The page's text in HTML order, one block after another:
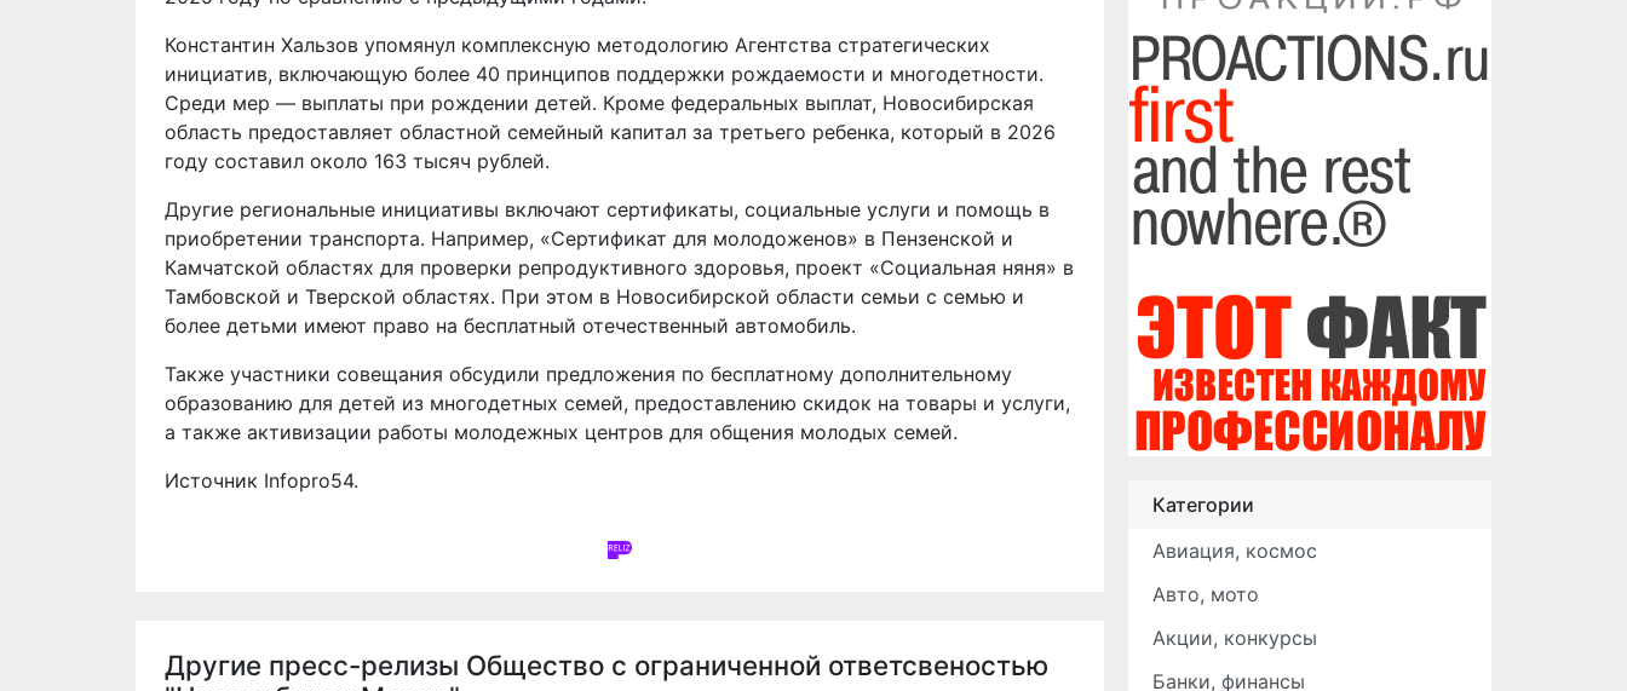
Константин Хальзов упомянул комплексную методологию Агентства стратегических
инициатив, включающую более 40 принципов поддержки рождаемости и многодетности.
Среди мер — выплаты при рождении детей. Кроме федеральных выплат, Новосибирская
область предоставляет областной семейный капитал за третьего ребенка, который в 2026
году составил около 163 тысяч рублей.
Другие региональные инициативы включают сертификаты, социальные услуги и помощь в
приобретении транспорта. Например, «Сертификат для молодоженов» в Пензенской и
Камчатской областях для проверки репродуктивного здоровья, проект «Социальная няня» в
Тамбовской и Тверской областях. При этом в Новосибирской области семьи с семью и
более детьми имеют право на бесплатный отечественный автомобиль.
Также участники совещания обсудили предложения по бесплатному дополнительному
образованию для детей из многодетных семей, предоставлению скидок на товары и услуги,
а также активизации работы молодежных центров для общения молодых семей.
Источник Infopro54.
Другие пресс-релизы Общество с ограниченной ответсвеностью
Категории
Авиация, космос
Авто, мото
Акции, конкурсы
Банки, финансы